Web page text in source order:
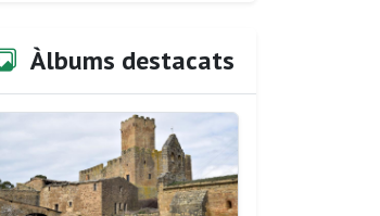
Àlbums destacats